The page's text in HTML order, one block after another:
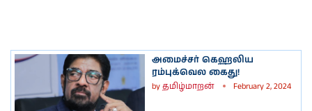
அமைச்சர் கெஹலிய
ரம்புக்வெல கைது!
byதமிழ்மாறன் February 2, 2024